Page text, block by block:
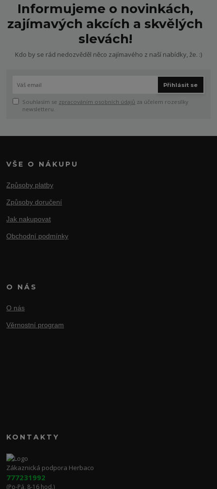
Informujeme o novinkách,
zajímavých akcích a skvělých
slevách!
Kdo by se rád nedozvěděl něco zajímavého z naší nabídky, že. :)
Přihlásit se
Souhlasím se zpracováním osobních údajů za účelem rozesílky
newsletteru.
VŠE O NÁKUPU
Způsoby platby
Způsoby doručení
Jak nakupovat
Obchodní podmínky
O NÁS
O nás
Věrnostní program
KONTAKTY
Zákaznická podpora Herbaco
777231992
(Po-Pá, 8-16 hod.)